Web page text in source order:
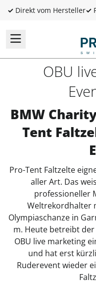
✓ Direkt vom Hersteller✓
OBU
BMW
Tent
Pro-Tent Faltzelte
aller Art. Das
professioneller
Weltrekordhalter
Olympiaschanze in
m. Heute betreibt
OBU live marketing
und hat erst
Ruderevent wieder